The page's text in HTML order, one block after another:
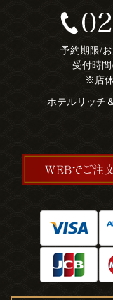
予約期限/
受付時間
※店
ホテルリッチ